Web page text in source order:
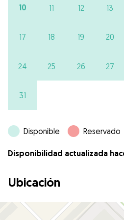
10 11 12 13
17 18 19 20
24 25 26 27
31
Disponible Reservado
Disponibilidad actualizada
Ubicación